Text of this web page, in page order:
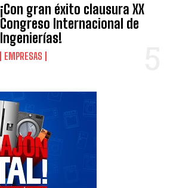
¡Con gran éxito clausura XX
Congreso Internacional de
Ingenierías!
EMPRESAS